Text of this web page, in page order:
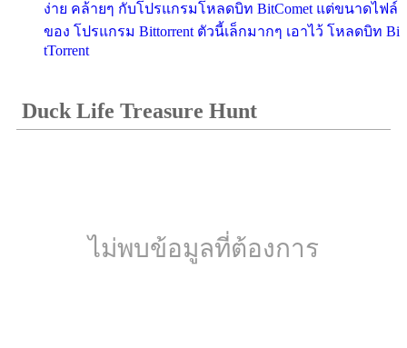
ง่าย คล้ายๆ กับโปรแกรมโหลดบิท BitComet แต่ขนาดไฟล์
ของ โปรแกรม Bittorrent ตัวนี้เล็กมากๆ เอาไว้ โหลดบิท Bi
tTorrent
Duck Life Treasure Hunt
ไม่พบข้อมูลที่ต้องการ